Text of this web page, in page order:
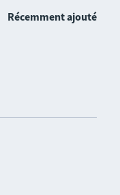
Récemment ajouté